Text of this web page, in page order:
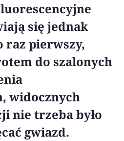
się jednak
raz pierwszy,
do szalonych
widocznych
nie trzeba było
gwiazd.